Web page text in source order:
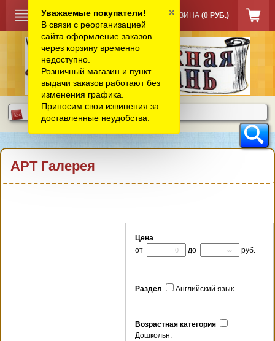
КОРЗИНА (0 РУБ.)
АРТ Галерея
Цена
от
до руб.
Раздел Английский язык
Возрастная категория
Дошкольн.
Уважаемые покупатели!
В связи с реорганизацией
сайта оформление заказов
через корзину временно
недоступно.
Розничный магазин и пункт
выдачи заказов работают без
изменения графика.
Приносим свои извинения за
доставленные неудобства.
×